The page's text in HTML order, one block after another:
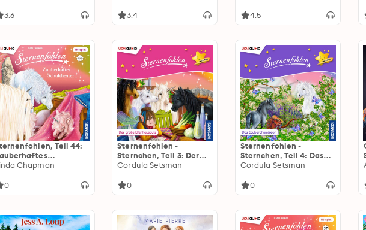
3.6 3.4 4.5
Teil 44:
Chapman
0
Sternenfohlen -
Sternchen, Teil 3: Der
große Elfenhausputz
Cordula Setsman
0
Sternenfohlen -
Sternchen, Teil 4: Das
Zauberchamäleon
Cordula Setsman
0